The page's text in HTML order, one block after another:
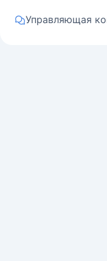
Управляющая